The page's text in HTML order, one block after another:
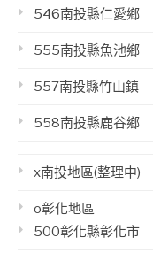
546南投縣仁愛鄉
555南投縣魚池鄉
557南投縣竹山鎮
558南投縣鹿谷鄉
x南投地區(整理中)
o彰化地區
500彰化縣彰化市